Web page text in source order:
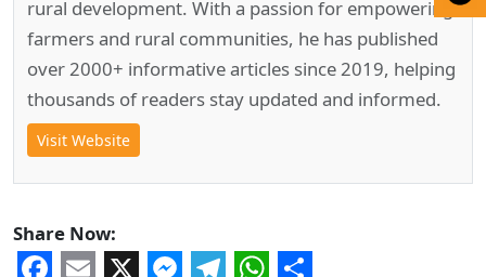
rural development. With a passion for empowering
farmers and rural communities, he has published
over 2000+ informative articles since 2019, helping
thousands of readers stay updated and informed.
Visit Website
Share Now: